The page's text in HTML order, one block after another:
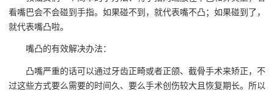
看嘴巴会不会碰到手指。如果碰不到，就代表嘴不凸；如果碰到了，
就代表嘴凸啦。
嘴凸的有效解决办法：
凸嘴严重的话可以通过牙齿正畸或者正颌、截骨手术来矫正，不
过这些方式要么需要的时间久、要么手术创伤较大且恢复期长。所以